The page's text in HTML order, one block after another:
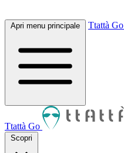
Apri menu principale Ttattà Go
Ttattà Go
Scopri